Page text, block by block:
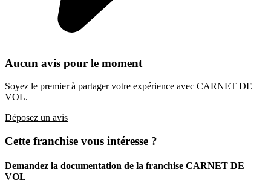
Aucun avis pour le moment
Soyez le premier à partager votre expérience avec CARNET DE
VOL.
Déposez un avis
Cette franchise vous intéresse ?
Demandez la documentation de la franchise CARNET DE
VOL